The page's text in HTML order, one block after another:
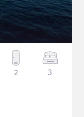
2 3